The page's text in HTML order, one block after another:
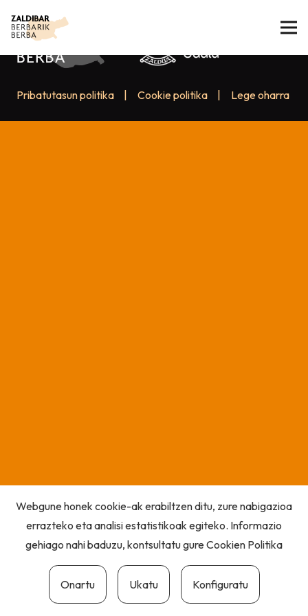
Pribatutasun politika Cookie politika Lege oharra
Webgune honek cookie-ak erabiltzen ditu, zure nabigazioa
errazteko eta analisi estatistikoak egiteko. Informazio
gehiago nahi baduzu, kontsultatu gureCookien Politika
Onartu Ukatu Konfiguratu